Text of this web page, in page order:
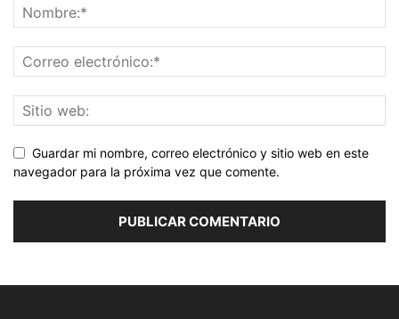
Guardar mi nombre, correo electrónico y sitio web en este
navegador para la próxima vez que comente.